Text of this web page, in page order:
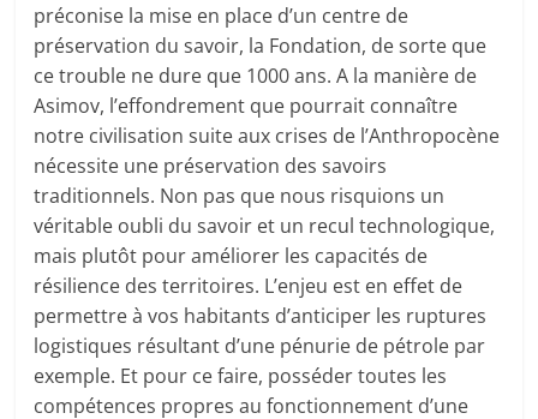
préconise la mise en place d’un centre de
préservation du savoir, la Fondation, de sorte que
ce trouble ne dure que 1000 ans. A la manière de
Asimov, l’effondrement que pourrait connaître
notre civilisation suite aux crises de l’Anthropocène
nécessite une préservation des savoirs
traditionnels. Non pas que nous risquions un
véritable oubli du savoir et un recul technologique,
mais plutôt pour améliorer les capacités de
résilience des territoires. L’enjeu est en effet de
permettre à vos habitants d’anticiper les ruptures
logistiques résultant d’une pénurie de pétrole par
exemple. Et pour ce faire, posséder toutes les
compétences propres au fonctionnement d’une